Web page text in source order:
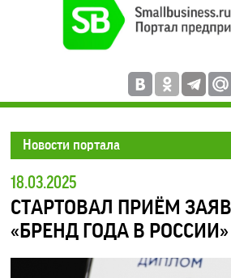
Новости портала
18.03.2025
СТАРТОВАЛ ПРИЁМ
«БРЕНД ГОДА В РОССИИ»